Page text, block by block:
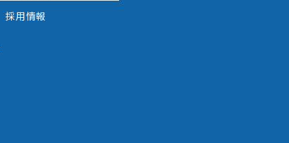
採用情報